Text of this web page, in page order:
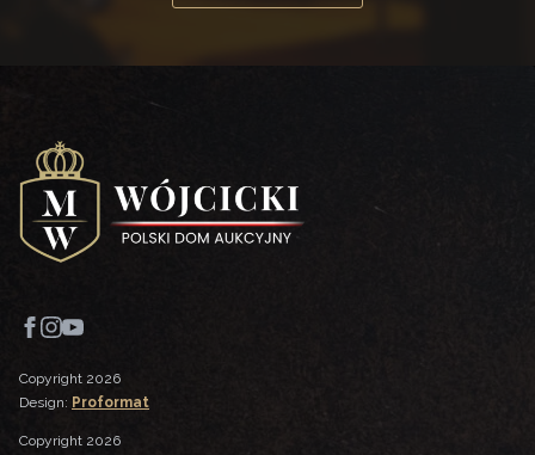
Copyright 2026
Design: Proformat
Copyright 2026